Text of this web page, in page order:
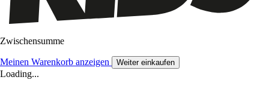
Zwischensumme
Meinen Warenkorb anzeigen Weiter einkaufen
Loading...